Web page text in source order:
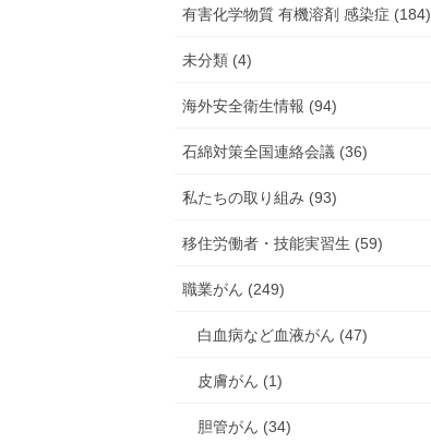
有害化学物質 有機溶剤 感染症 (184)
未分類 (4)
海外安全衛生情報 (94)
石綿対策全国連絡会議 (36)
私たちの取り組み (93)
移住労働者・技能実習生 (59)
職業がん (249)
白血病など血液がん (47)
皮膚がん (1)
胆管がん (34)